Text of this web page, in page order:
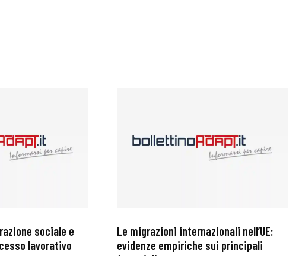
sociale e
lavorativo
Le migrazioni internazionali nell’UE:
evidenze empiriche sui principali